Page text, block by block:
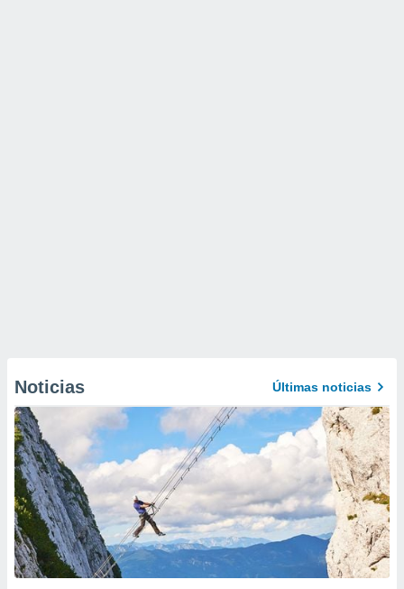
Noticias Últimas noticias